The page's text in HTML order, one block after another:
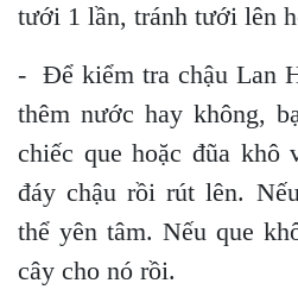
tưới 1 lần, tránh tưới lên
- Để kiểm tra chậu Lan
thêm nước hay không,
chiếc que hoặc đũa khô
đáy chậu rồi rút lên.
thể yên tâm. Nếu que
cây cho nó rồi.